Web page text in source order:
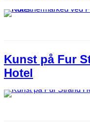
Kunst på Fur
Hotel